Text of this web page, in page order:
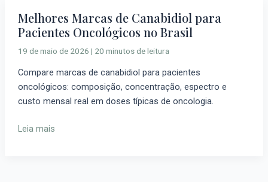
Melhores Marcas de Canabidiol para
Pacientes Oncológicos no Brasil
19 de maio de 2026 | 20 minutos de leitura
Compare marcas de canabidiol para pacientes
oncológicos: composição, concentração, espectro e
custo mensal real em doses típicas de oncologia.
Melhores
Marcas
de
para
Pacientes
Oncológicos
Brasil
Leia mais